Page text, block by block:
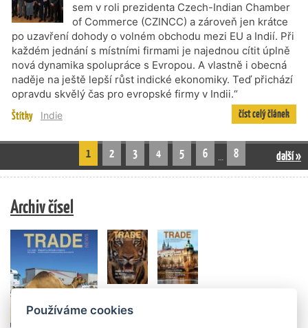
sem v roli prezidenta Czech-Indian Chamber
of Commerce (CZINCC) a zároveň jen krátce
po uzavření dohody o volném obchodu mezi EU a Indií. Při
každém jednání s místními firmami je najednou cítit úplně
nová dynamika spolupráce s Evropou. A vlastně i obecná
naděje na ještě lepší růst indické ekonomiky. Teď přichází
opravdu skvělý čas pro evropské firmy v Indii.“
Štítky Indie číst celý článek
1 2 3 4 5 6 … 8 další »
Archiv čísel
Používáme cookies